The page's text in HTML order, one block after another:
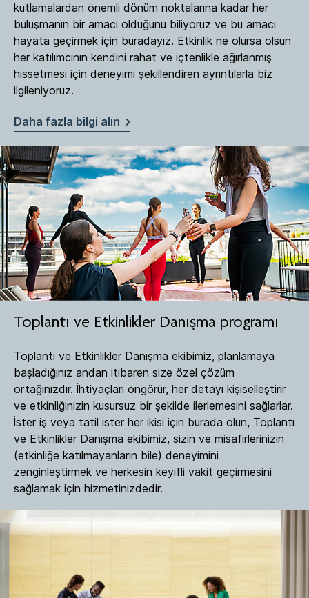
kutlamalardan önemli dönüm noktalarına kadar her
buluşmanın bir amacı olduğunu biliyoruz ve bu amacı
hayata geçirmek için buradayız. Etkinlik ne olursa olsun
her katılımcının kendini rahat ve içtenlikle ağırlanmış
hissetmesi için deneyimi şekillendiren ayrıntılarla biz
ilgileniyoruz.
Daha fazla bilgi alın
Toplantı ve Etkinlikler Danışma programı​
Toplantı ve Etkinlikler Danışma ekibimiz, planlamaya
başladığınız andan itibaren size özel çözüm
ortağınızdır. İhtiyaçları öngörür, her detayı kişiselleştirir
ve etkinliğinizin kusursuz bir şekilde ilerlemesini sağlarlar.
İster iş veya tatil ister her ikisi için burada olun, Toplantı
ve Etkinlikler Danışma ekibimiz, sizin ve misafirlerinizin
(etkinliğe katılmayanların bile) deneyimini
zenginleştirmek ve herkesin keyifli vakit geçirmesini
sağlamak için hizmetinizdedir.